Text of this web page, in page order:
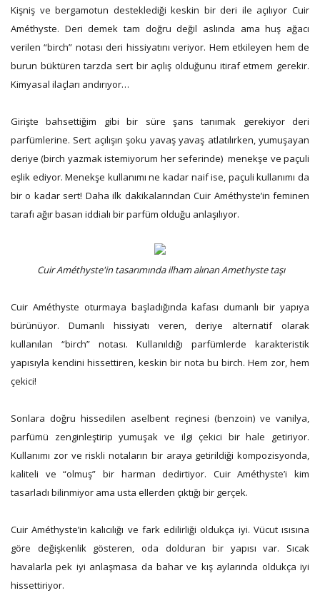
Kişniş ve bergamotun desteklediği keskin bir deri ile açılıyor Cuir
Améthyste. Deri demek tam doğru değil aslında ama huş ağacı
verilen “birch” notası deri hissiyatını veriyor. Hem etkileyen hem de
burun büktüren tarzda sert bir açılış olduğunu itiraf etmem gerekir.
Kimyasal ilaçları andırıyor…
Girişte bahsettiğim gibi bir süre şans tanımak gerekiyor deri
parfümlerine. Sert açılışın şoku yavaş yavaş atlatılırken, yumuşayan
deriye (birch yazmak istemiyorum her seferinde) menekşe ve paçuli
eşlik ediyor. Menekşe kullanımı ne kadar naif ise, paçuli kullanımı da
bir o kadar sert! Daha ilk dakikalarından Cuir Améthyste’in feminen
tarafı ağır basan iddialı bir parfüm olduğu anlaşılıyor.
Cuir Améthyste'in tasarımında ilham alınan Amethyste taşı
Cuir Améthyste oturmaya başladığında kafası dumanlı bir yapıya
bürünüyor. Dumanlı hissiyatı veren, deriye alternatif olarak
kullanılan “birch” notası. Kullanıldığı parfümlerde karakteristik
yapısıyla kendini hissettiren, keskin bir nota bu birch. Hem zor, hem
çekici!
Sonlara doğru hissedilen aselbent reçinesi (benzoin) ve vanilya,
parfümü zenginleştirip yumuşak ve ilgi çekici bir hale getiriyor.
Kullanımı zor ve riskli notaların bir araya getirildiği kompozisyonda,
kaliteli ve “olmuş” bir harman dedirtiyor. Cuir Améthyste’i kim
tasarladı bilinmiyor ama usta ellerden çıktığı bir gerçek.
Cuir Améthyste’in kalıcılığı ve fark edilirliği oldukça iyi. Vücut ısısına
göre değişkenlik gösteren, oda dolduran bir yapısı var. Sıcak
havalarla pek iyi anlaşmasa da bahar ve kış aylarında oldukça iyi
hissettiriyor.